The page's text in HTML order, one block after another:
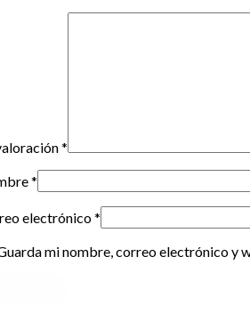
*
*
electrónico*
mi nombre, correo electrónico y